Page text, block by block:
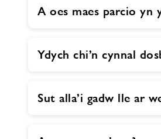
A oes maes parcio yn
Ydych chi’n cynnal
Sut alla’i gadw lle ar